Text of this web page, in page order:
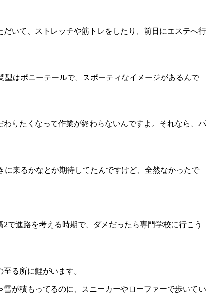
いて、ストレッチや筋トレをしたり、前日にエステへ行
はポニーテールで、スポーティなイメージがあるんで
りたくなって作業が終わらないんですよ。それなら、パ
来るかなとか期待してたんですけど、全然なかったで
進路を考える時期で、ダメだったら専門学校に行こう
る所に鯉がいます。
が積もってるのに、スニーカーやローファーで歩いてい